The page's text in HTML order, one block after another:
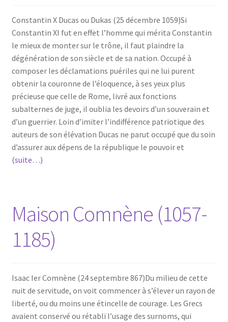
Constantin X Ducas ou Dukas (25 décembre 1059)Si
Constantin XI fut en effet l’homme qui mérita Constantin
le mieux de monter sur le trône, il faut plaindre la
dégénération de son siècle et de sa nation. Occupé à
composer les déclamations puériles qui ne lui purent
obtenir la couronne de l’éloquence, à ses yeux plus
précieuse que celle de Rome, livré aux fonctions
subalternes de juge, il oublia les devoirs d’un souverain et
d’un guerrier. Loin d’imiter l’indifférence patriotique des
auteurs de son élévation Ducas ne parut occupé que du soin
d’assurer aux dépens de la république le pouvoir et
(suite…)
Maison Comnène (1057-
1185)
Isaac Ier Comnène (24 septembre 867)Du milieu de cette
nuit de servitude, on voit commencer à s’élever un rayon de
liberté, ou du moins une étincelle de courage. Les Grecs
avaient conservé ou rétabli l’usage des surnoms, qui